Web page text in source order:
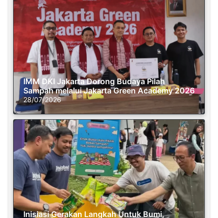
IMM DKI Jakarta Dorong Budaya Pilah
Sampah melalui Jakarta Green Academy 2026
28/07/2026
Inisiasi Gerakan Langkah Untuk Bumi,